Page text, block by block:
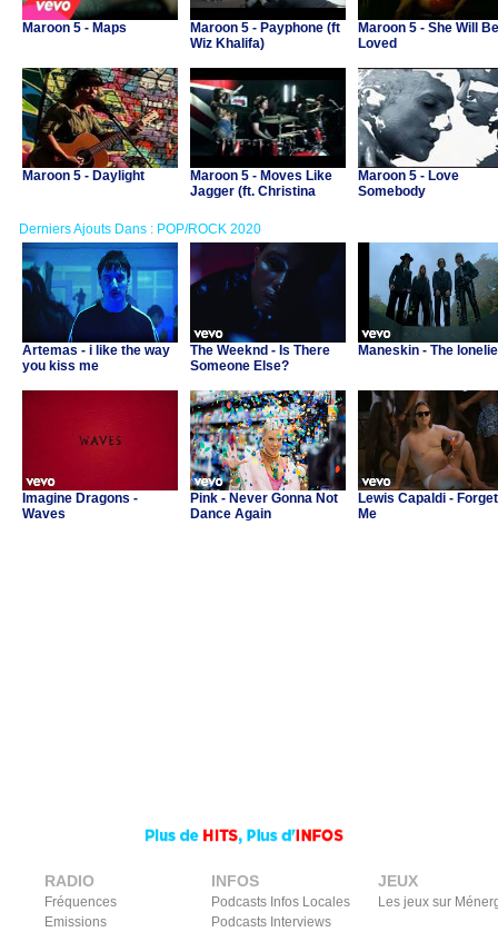
Maroon 5 - Maps
Maroon 5 - Payphone (ft
Wiz Khalifa)
Maroon 5 - She Will Be
Loved
Maroon 5 - Daylight
Maroon 5 - Moves Like
Jagger (ft. Christina
Maroon 5 - Love
Somebody
Derniers Ajouts Dans : POP/ROCK 2020
Artemas - i like the way
you kiss me
The Weeknd - Is There
Someone Else?
Maneskin - The
Imagine Dragons -
Waves
Pink - Never Gonna Not
Dance Again
Lewis Capaldi - Forget
Me
RADIO
Fréquences
Emissions
INFOS
Podcasts Infos Locales
Podcasts Interviews
JEUX
Les jeux sur